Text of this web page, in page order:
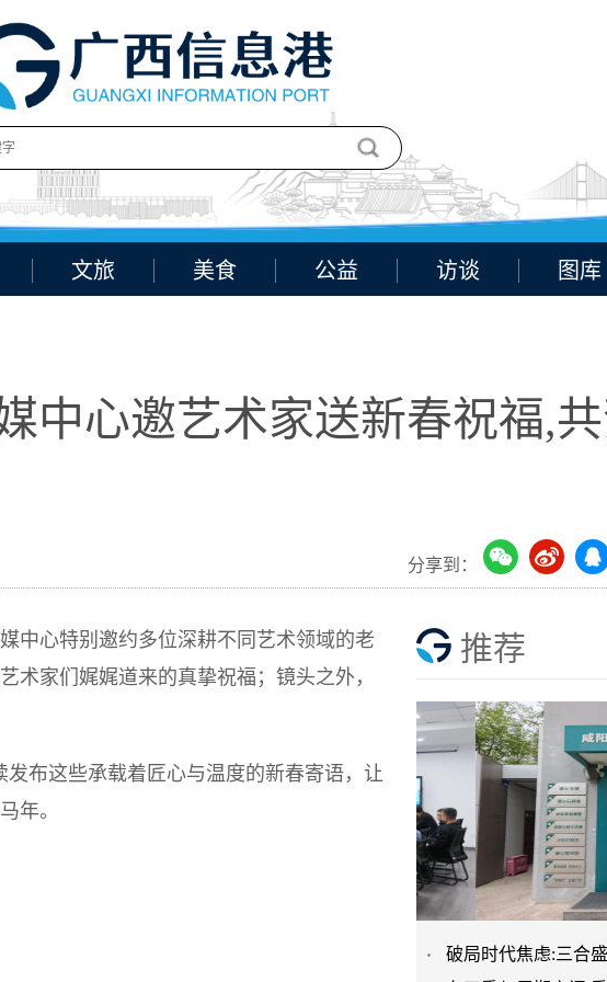
文旅 美食 公益 访谈 图库
中心邀艺术家送新春祝福,
分享到：
中心特别邀约多位深耕不同艺术领域的老
术家们娓娓道来的真挚祝福；镜头之外，
布这些承载着匠心与温度的新春寄语，让
年。
推荐
破局时代焦虑:三合